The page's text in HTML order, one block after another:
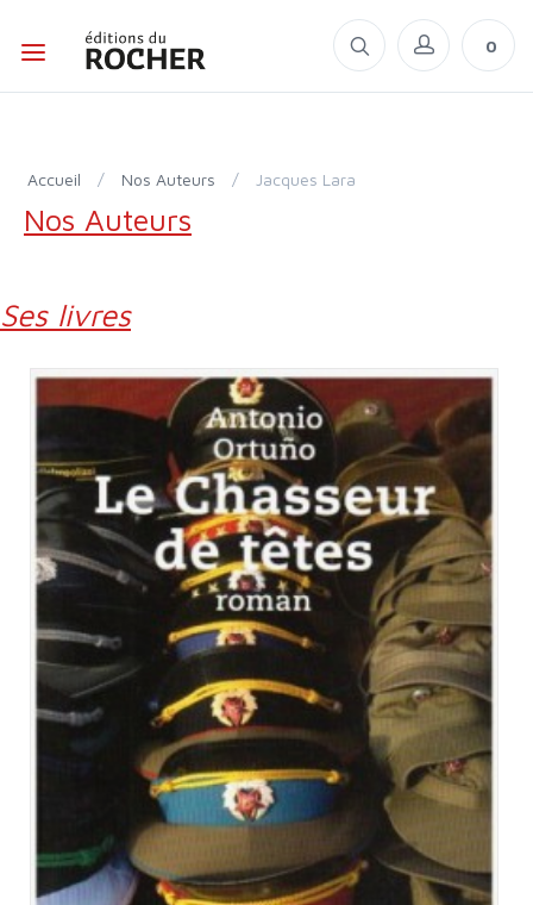
0
Accueil / Nos Auteurs / Jacques Lara
Nos Auteurs
Ses livres